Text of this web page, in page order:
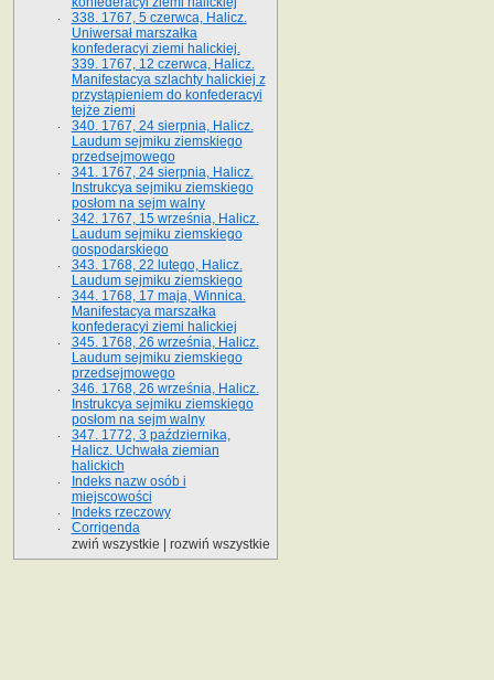
338. 1767, 5 czerwca, Halicz.
Uniwersał marszałka
konfederacyi ziemi halickiej.
339. 1767, 12 czerwca, Halicz.
Manifestacya szlachty halickiej z
przystąpieniem do konfederacyi
tejże ziemi
340. 1767, 24 sierpnia, Halicz.
Laudum sejmiku ziemskiego
przedsejmowego
341. 1767, 24 sierpnia, Halicz.
Instrukcya sejmiku ziemskiego
posłom na sejm walny
342. 1767, 15 września, Halicz.
Laudum sejmiku ziemskiego
gospodarskiego
343. 1768, 22 lutego, Halicz.
Laudum sejmiku ziemskiego
344. 1768, 17 maja, Winnica.
Manifestacya marszałka
konfederacyi ziemi halickiej
345. 1768, 26 września, Halicz.
Laudum sejmiku ziemskiego
przedsejmowego
346. 1768, 26 września, Halicz.
Instrukcya sejmiku ziemskiego
posłom na sejm walny
347. 1772, 3 października,
Halicz. Uchwała ziemian
halickich
Indeks nazw osób i
miejscowości
Indeks rzeczowy
Corrigenda
zwiń wszystkie
rozwiń wszystkie